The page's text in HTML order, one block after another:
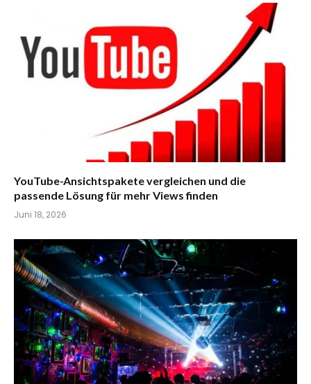
YouTube-Ansichtspakete vergleichen und die
passende Lösung für mehr Views finden
Juni 18, 2026